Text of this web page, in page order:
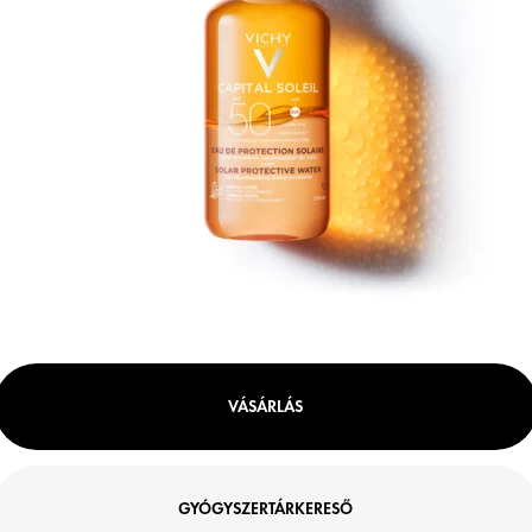
VÁSÁRLÁS
GYÓGYSZERTÁRKERESŐ